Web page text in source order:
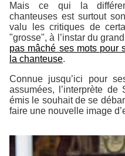
Mais ce qui la
chanteuses est surtout
valu les critiques de
"grosse", à l’instar du
pas mâché ses mots pour
la chanteuse.
Connue jusqu’ici pour
assumées, l’interprète de
émis le souhait de se
faire une nouvelle image